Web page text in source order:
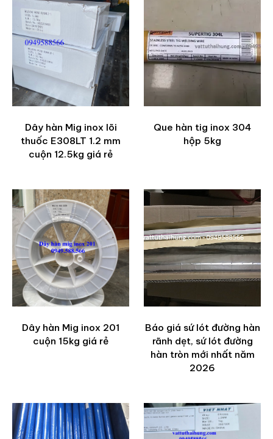
Dây hàn Mig inox lõi
thuốc E308LT 1.2 mm
cuộn 12.5kg giá rẻ
Que hàn tig inox 304
hộp 5kg
Dây hàn Mig inox 201
cuộn 15kg giá rẻ
Báo giá sứ lót đường hàn
rãnh dẹt, sứ lót đường
hàn tròn mới nhất năm
2026